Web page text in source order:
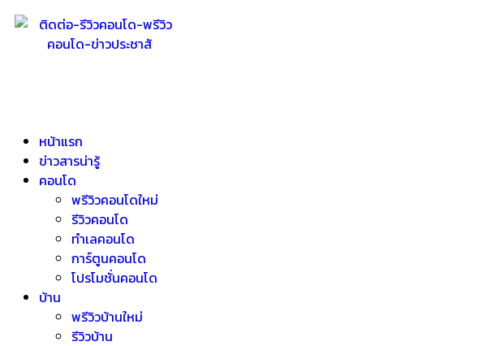
หน้าแรก
ข่าวสารน่ารู้
คอนโด
พรีวิวคอนโดใหม่
รีวิวคอนโด
ทำเลคอนโด
การ์ตูนคอนโด
โปรโมชั่นคอนโด
บ้าน
พรีวิวบ้านใหม่
รีวิวบ้าน